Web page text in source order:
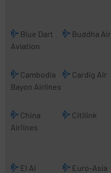
Blue Dart
Aviation
Buddha Air
Cambodia
Bayon Airlines
Cardig Air
China
Airlines
Citilink
El Al
Euro-Asia